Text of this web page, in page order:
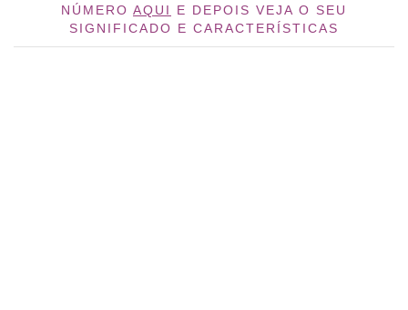
NÚMERO AQUI
E DEPOIS VEJA O SEU
SIGNIFICADO E CARACTERÍSTICAS